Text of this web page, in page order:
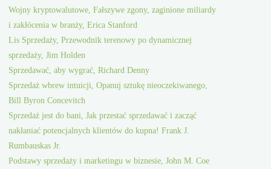
Wojny kryptowalutowe, Fałszywe zgony, zaginione miliardy
i zakłócenia w branży, Erica Stanford
Lis Sprzedaży, Przewodnik terenowy po dynamicznej
sprzedaży, Jim Holden
Sprzedawać, aby wygrać, Richard Denny
Sprzedaż wbrew intuicji, Opanuj sztukę nieoczekiwanego,
Bill Byron Concevitch
Sprzedaż jest do bani, Jak przestać sprzedawać i zacząć
nakłaniać potencjalnych klientów do kupna! Frank J.
Rumbauskas Jr.
Podstawy sprzedaży i marketingu w biznesie, John M. Coe